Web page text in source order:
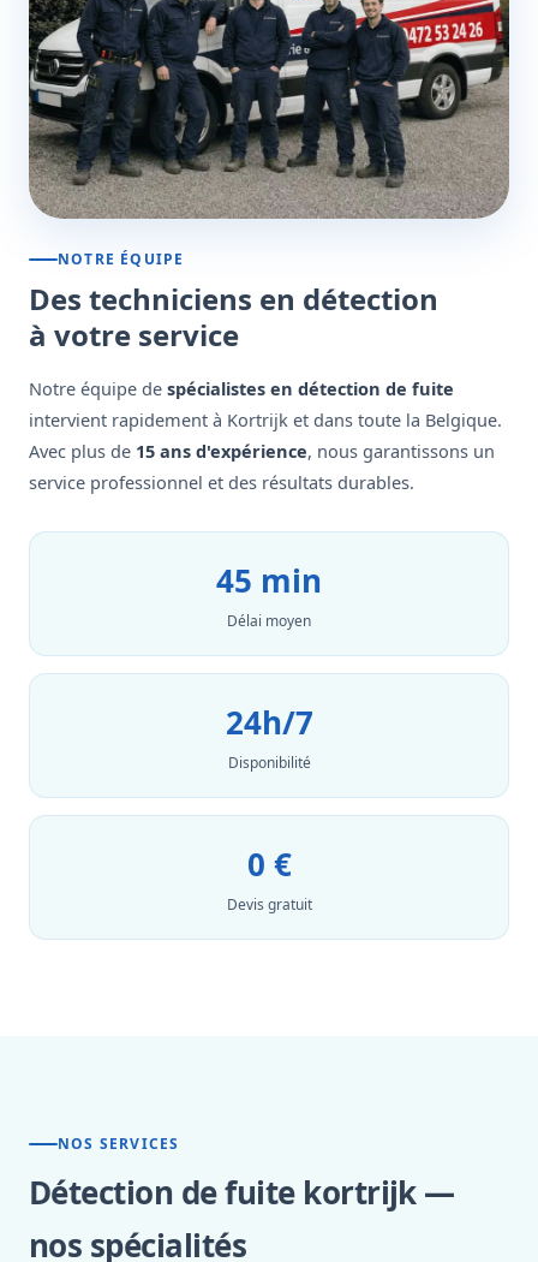
NOTRE ÉQUIPE
Des techniciens en détection
à votre service
Notre équipe de spécialistes en détection de fuite
intervient rapidement à Kortrijk et dans toute la Belgique.
Avec plus de 15 ans d'expérience, nous garantissons un
service professionnel et des résultats durables.
45 min
Délai moyen
24h/7
Disponibilité
0 €
Devis gratuit
NOS SERVICES
Détection de fuite kortrijk —
nos spécialités